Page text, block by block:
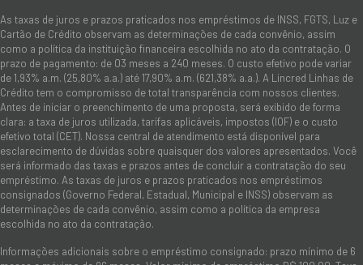
As taxas de juros e prazos praticados nos empréstimos de INSS, FGTS, Luz e
Cartão de Crédito observam as determinações de cada convênio, assim
como a política da instituição financeira escolhida no ato da contratação. O
prazo de pagamento: de 03 meses a 240 meses. O custo efetivo pode variar
de 1,93% a.m. (25,80% a.a.) até 17,90% a.m. (621,38% a.a.). A Lincred Linhas de
Crédito tem o compromisso de total transparência com nossos clientes.
Antes de iniciar o preenchimento de uma proposta, será exibido de forma
clara: a taxa de juros utilizada, tarifas aplicáveis, impostos (IOF) e o custo
efetivo total (CET). Nossa central de atendimento está disponível para
esclarecimento de dúvidas sobre quaisquer dos valores apresentados. Você
será informado das taxas e prazos antes de concluir a contratação do seu
empréstimo. As taxas de juros e prazos praticados nos empréstimos
consignados (Governo Federal, Estadual, Municipal e INSS) observam as
determinações de cada convênio, assim como a política da empresa
escolhida no ato da contratação.
Informações adicionais sobre o empréstimo consignado: prazo mínimo de 6